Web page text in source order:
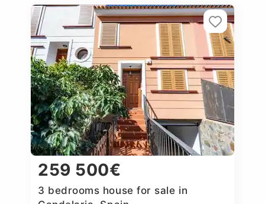
259 500€
3 bedrooms house for sale in